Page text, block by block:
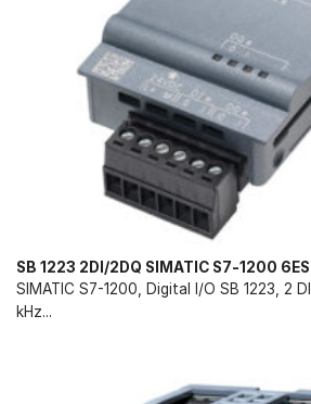
SB 1223 2DI/2DQ SIMATIC S7-1200
SIMATIC S7-1200, Digital I/O SB 1223, 2
kHz...